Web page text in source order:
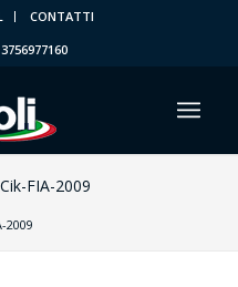
CONTATTI
FIA-2009
2009